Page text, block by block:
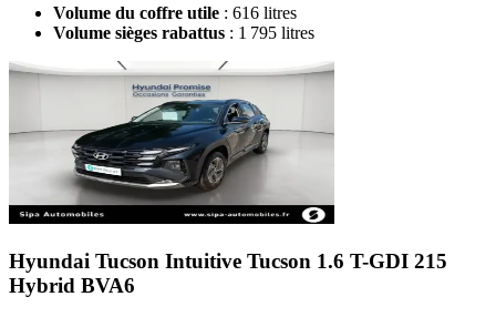
Volume du coffre utile : 616 litres
Volume sièges rabattus : 1 795 litres
Hyundai Tucson Intuitive Tucson 1.6 T-GDI 215
Hybrid BVA6